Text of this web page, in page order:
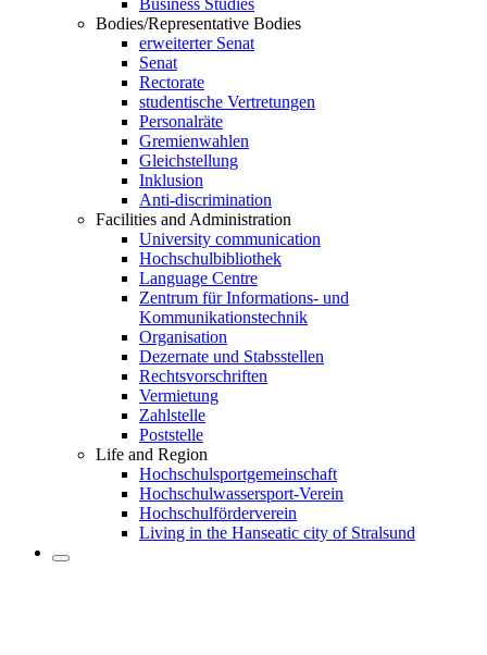
Business Studies
Bodies/Representative Bodies
erweiterter Senat
Senat
Rectorate
studentische Vertretungen
Personalräte
Gremienwahlen
Gleichstellung
Inklusion
Anti-discrimination
Facilities and Administration
University communication
Hochschulbibliothek
Language Centre
Zentrum für Informations- und
Kommunikationstechnik
Organisation
Dezernate und Stabsstellen
Rechtsvorschriften
Vermietung
Zahlstelle
Poststelle
Life and Region
Hochschulsportgemeinschaft
Hochschulwassersport-Verein
Hochschulförderverein
Living in the Hanseatic city of Stralsund